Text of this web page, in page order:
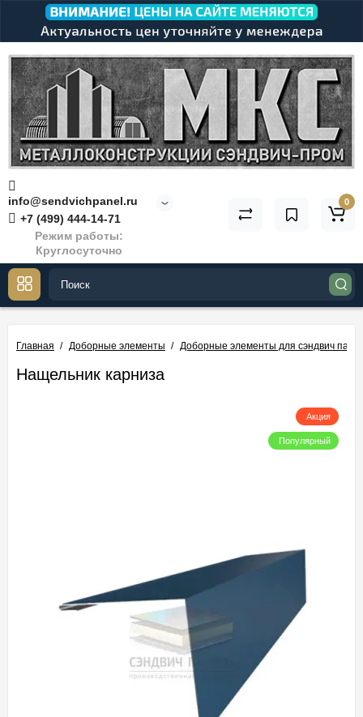
info@sendvichpanel.ru
+7 (499) 444-14-71
Режим работы:
Круглосуточно
0
Главная Доборные элементы Доборные элементы для сэндвич
Нащельник карниза
Акция
Популярный